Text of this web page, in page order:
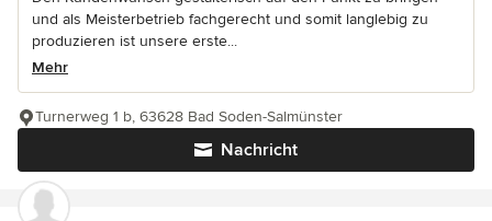
und als Meisterbetrieb fachgerecht und somit langlebig zu
produzieren ist unsere erste...
Mehr
Nachricht
Turnerweg 1 b, 63628 Bad Soden-Salmünster